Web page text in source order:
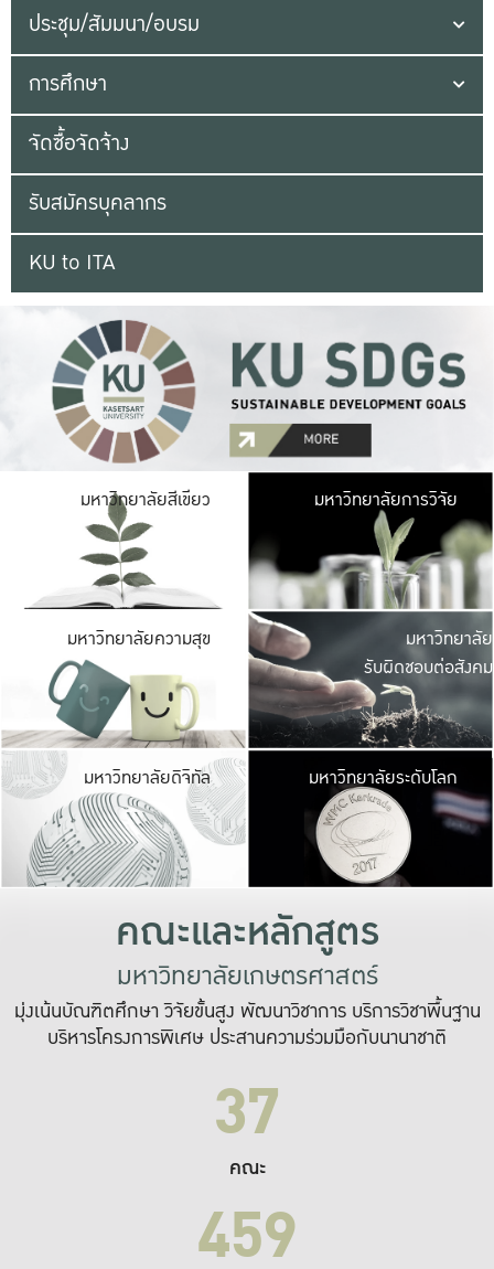
ประชุม/สัมมนา/อบรม
การศึกษา
จัดซื้อจัดจ้าง
รับสมัครบุคลากร
KU to ITA
มหาวิทยาลัยสีเขียว มหาวิ
มีพื้นที่เขียวสดใส
เป็นป่าในเมือง เกษต
มหาวิทยาลัยการวิจัย
มหาวิทยาลัยความสุข มหาวิ
ค
เปิดประ
และพบเรื่องราวใ
มหาวิทยาลัย
รับผิดชอบต่อสังคม
มหาวิทยาลัยดิจิทัล มหาวิ
เปลี่ยนแปลง แล
เพื่อทำง
ระบบสารสนเทศ
มหาวิทยาลัยระดับโลก
คณะและหลักสูตร
มหาวิทยาลัยเกษตรศาสตร์
มุ่งเน้นบัณฑิตศึกษา วิจัยขั้นสูง พัฒนาวิชาการ บริการวิชาพื้นฐาน
บริหารโครงการพิเศษ ประสานความร่วมมือกับนานาชาติ
37
คณะ
459